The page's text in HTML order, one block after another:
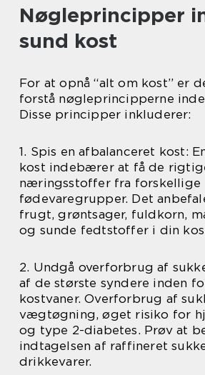
Nøgleprincipper
sund kost
For at opnå “alt om kost” er
forstå nøgleprincipperne
Disse principper inkluderer:
1. Spis en afbalanceret kost:
kost indebærer at få de
næringsstoffer fra forskellige
fødevaregrupper. Det
frugt, grøntsager, fuldkorn,
og sunde fedtstoffer i din
2. Undgå overforbrug af
af de største syndere inden
kostvaner. Overforbrug af
vægtøgning, øget risiko for
og type 2-diabetes. Prøv at
indtagelsen af raffineret
drikkevarer.